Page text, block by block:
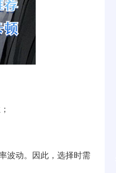
波动。因此，选择时需